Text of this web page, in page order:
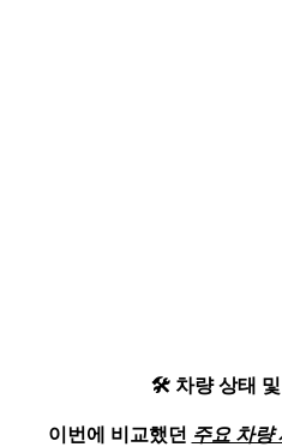
🛠 차량 상태
이번에 비교했던 주요 차량